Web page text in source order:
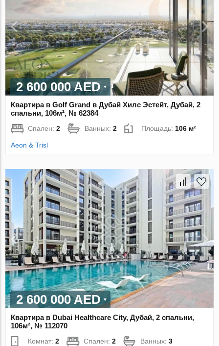
2 600 000 AED
Квартира в Golf Grand в Дубай Хилс Эстейт, Дубай, 2
спальни, 106м², № 62384
Спален:2 Ванных:2 Площадь: 106 м²
Aeon & Trisl
2 600 000 AED
Квартира в Dubai Healthcare City, Дубай, 2 спальни,
106м², № 112070
Комнат:2 Спален:2 Ванных:3